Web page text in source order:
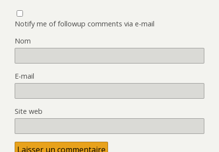
Notify me of followup comments via e-mail
Nom
E-mail
Site web